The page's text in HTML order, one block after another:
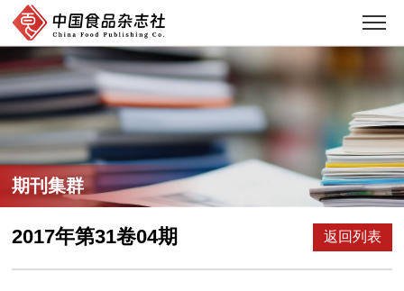
期刊集群
2017年第31卷04期 返回列表